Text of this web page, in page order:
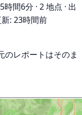
5時間6分 · 2 地点 · 出
: 23時間前
のレポートはそのま